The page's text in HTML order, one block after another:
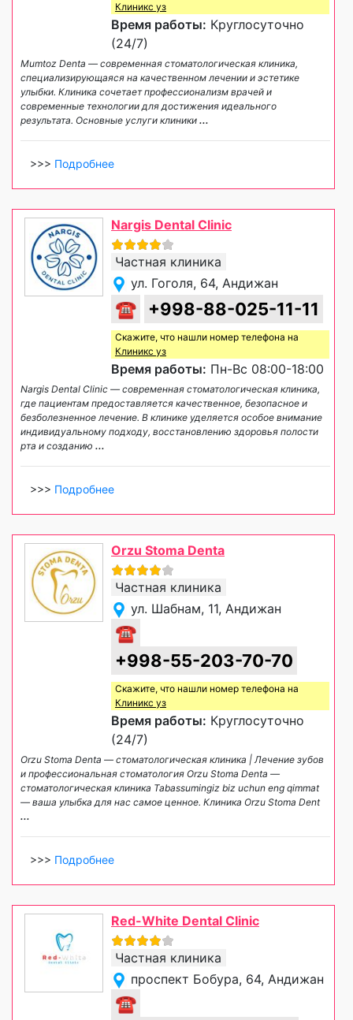
Клиникс уз
Время работы: Круглосуточно
(24/7)
Mumtoz Denta — современная стоматологическая клиника,
специализирующаяся на качественном лечении и эстетике
улыбки. Клиника сочетает профессионализм врачей и
современные технологии для достижения идеального
результата. Основные услуги клиники ...
>>> Подробнее
Nargis Dental Clinic
Частная клиника
ул. Гоголя, 64, Андижан
☎ +998-88-025-11-11
Скажите, что нашли номер телефона на
Клиникс уз
Время работы: Пн-Вс 08:00-18:00
Nargis Dental Clinic — современная стоматологическая клиника,
где пациентам предоставляется качественное, безопасное и
безболезненное лечение. В клинике уделяется особое внимание
индивидуальному подходу, восстановлению здоровья полости
рта и созданию ...
>>> Подробнее
Orzu Stoma Denta
Частная клиника
ул. Шабнам, 11, Андижан
☎
+998-55-203-70-70
Скажите, что нашли номер телефона на
Клиникс уз
Время работы: Круглосуточно
(24/7)
Orzu Stoma Denta — стоматологическая клиника | Лечение зубов
и профессиональная стоматология Orzu Stoma Denta —
стоматологическая клиника Tabassumingiz biz uchun eng qimmat
— ваша улыбка для нас самое ценное. Клиника Orzu Stoma Dent
...
>>> Подробнее
Red-White Dental Clinic
Частная клиника
проспект Бобура, 64, Андижан
☎